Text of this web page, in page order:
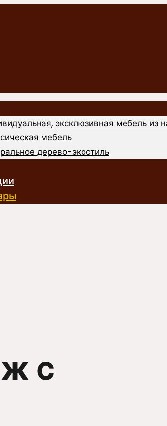
эксклюзивная мебель из
мебель
дерево-экостиль
с